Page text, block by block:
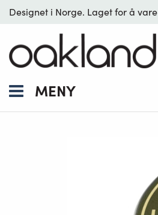
Designet i Norge. Laget for å vare
MENY